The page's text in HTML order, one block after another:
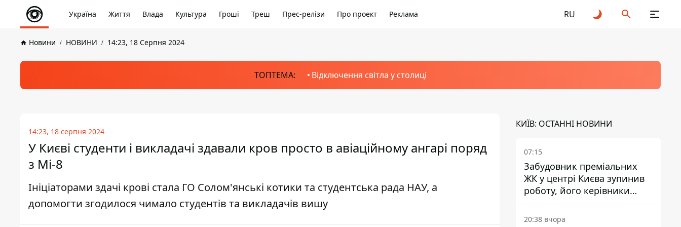
Україна Життя Влада Культура Гроші Треш Прес-релізи Про проект Реклама RU
Новини НОВИНИ 14:23, 18 Серпня 2024
ТОПТЕМА: Відключення світла у столиці
14:23, 18 серпня 2024
У Києві студенти і викладачі здавали кров просто в авіаційному ангарі поряд
з Мі-8
Ініціаторами здачі крові стала ГО Солом'янські котики та студентська рада НАУ, а
допомогти згодилося чимало студентів та викладачів вишу
КИЇВ: ОСТАННІ НОВИНИ
07:15
Забудовник преміальних
ЖК у центрі Києва зупинив
роботу, його керівники
втекли з України - Bihus.info
20:38 вчора